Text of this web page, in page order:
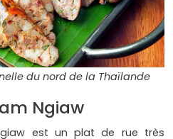
du nord de la Thaïlande
Ngiaw
est un plat de rue très